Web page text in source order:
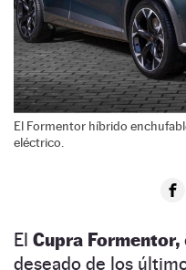
El Formentor híbrido
eléctrico.
El Cupra Formentor,
deseado de los